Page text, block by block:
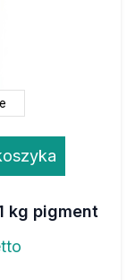
kg pigment